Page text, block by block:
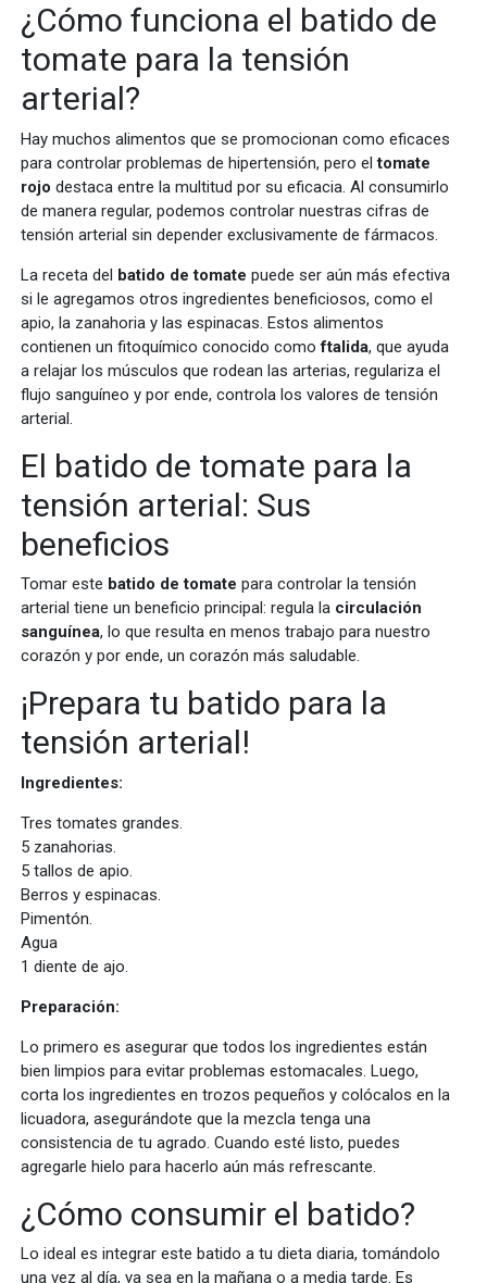
¿Cómo funciona el batido de
tomate para la tensión
arterial?
Hay muchos alimentos que se promocionan como eficaces
para controlar problemas de hipertensión, pero eltomate
rojo destaca entre la multitud por su eficacia. Al consumirlo
de manera regular, podemos controlar nuestras cifras de
tensión arterial sin depender exclusivamente de fármacos.
La receta del batido de tomate puede ser aún más efectiva
si le agregamos otros ingredientes beneficiosos, como el
apio, la zanahoria y las espinacas. Estos alimentos
contienen un fitoquímico conocido comoftalida, que ayuda
a relajar los músculos que rodean las arterias, regulariza el
flujo sanguíneo y por ende, controla los valores de tensión
arterial.
El batido de tomate para la
tensión arterial: Sus
beneficios
Tomar este batido de tomate para controlar la tensión
arterial tiene un beneficio principal: regula la circulación
sanguínea, lo que resulta en menos trabajo para nuestro
corazón y por ende, un corazón más saludable.
¡Prepara tu batido para la
tensión arterial!
Ingredientes:
Tres tomates grandes.
5 zanahorias.
5 tallos de apio.
Berros y espinacas.
Pimentón.
Agua
1 diente de ajo.
Preparación:
Lo primero es asegurar que todos los ingredientes están
bien limpios para evitar problemas estomacales. Luego,
corta los ingredientes en trozos pequeños y colócalos en la
licuadora, asegurándote que la mezcla tenga una
consistencia de tu agrado. Cuando esté listo, puedes
agregarle hielo para hacerlo aún más refrescante.
¿Cómo consumir el batido?
Lo ideal es integrar este batido a tu dieta diaria, tomándolo
una vez al día, ya sea en la mañana o a media tarde. Es